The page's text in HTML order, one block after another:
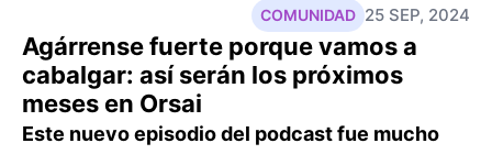
25 SEP, 2024
COMUNIDAD
Agárrense fuerte porque vamos a
cabalgar: así serán los próximos
meses en Orsai
Este nuevo episodio del podcast fue mucho